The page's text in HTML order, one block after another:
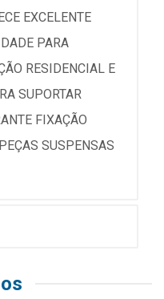
EXCELENTE
PARA
RESIDENCIAL E
SUPORTAR
FIXAÇÃO
SUSPENSAS